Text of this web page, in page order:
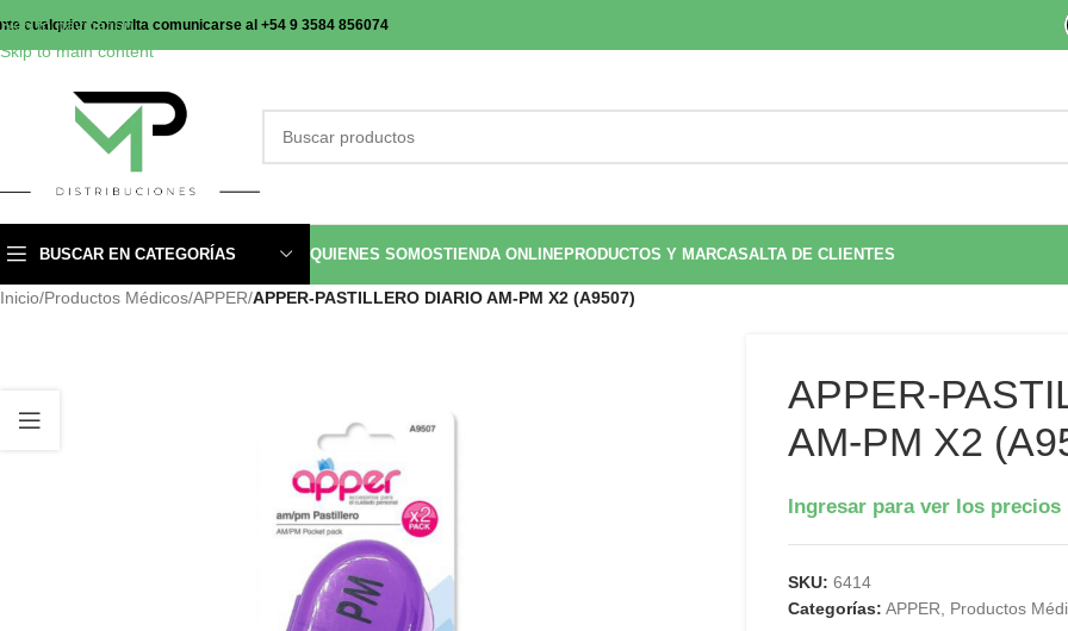
Skip to navigation
Skip to main content
cualquier consulta comunicarse al +54 9 3584 856074
BUSCAR EN CATEGORÍAS QUIENES SOMOSTIENDA ONLINEPRODUCTOS Y MARCASALTA DE CLIENTES
Inicio/Productos Médicos/APPER/APPER-PASTILLERO DIARIO AM-PM X2 (A9507)
APPER-
AM-PM X2
Ingresar para ver los precios
SKU: 6414
Categorías: APPER Productos